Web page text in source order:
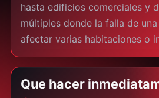
hasta edificios comerciales y
múltiples donde la falla de
afectar varias habitaciones o
Que hacer